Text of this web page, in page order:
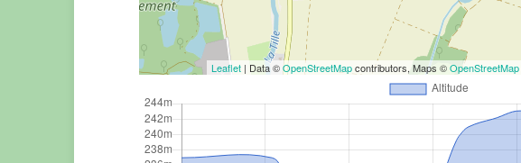
Leaflet | Data ©OpenStreetMapcontributors, Maps ©OpenStreetMap